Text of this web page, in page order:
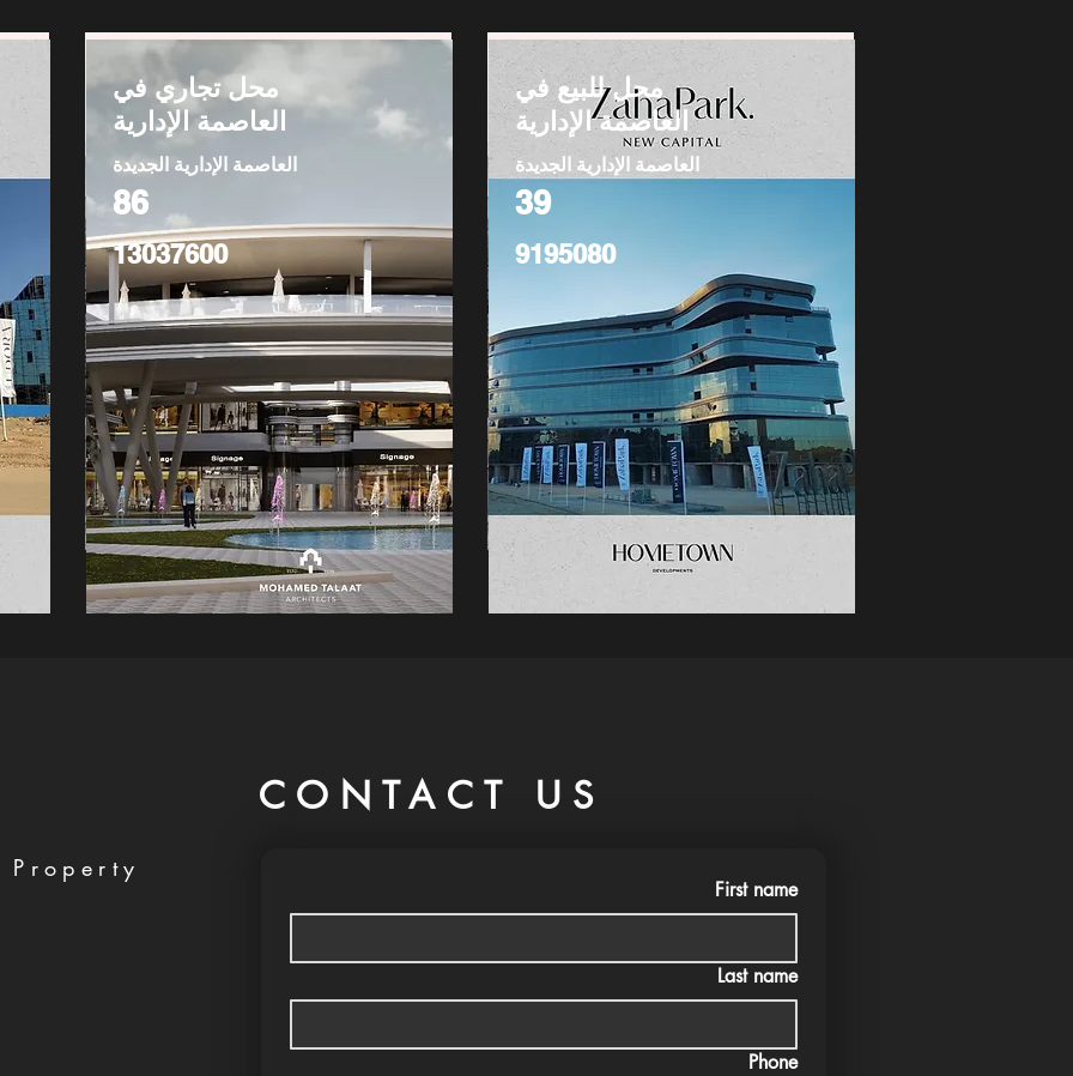
محل تجاري في
العاصمة الإدارية
العاصمة الإدارية الجديدة
86
13037600
محل للبيع في
العاصمة الإدارية
العاصمة الإدارية الجديدة
39
9195080
CONTACT US
Property
First name
Last name
Phone